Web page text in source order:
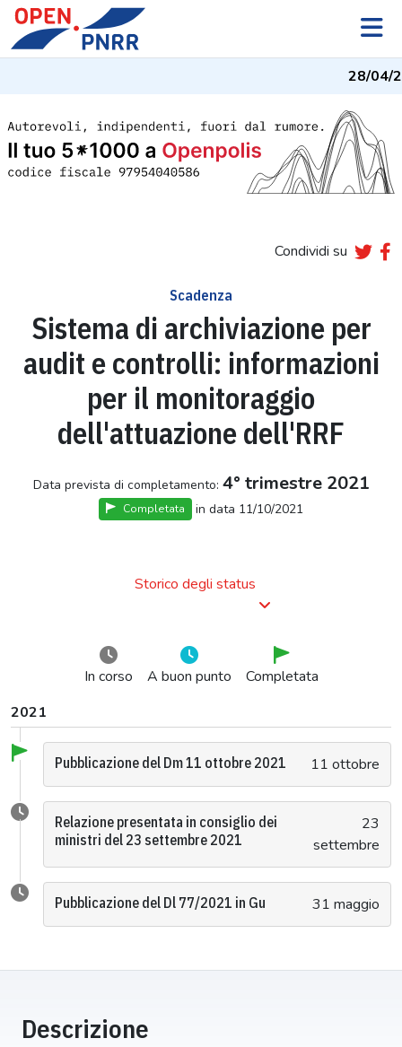
28/04/
Condividi su
Scadenza
Sistema di archiviazione per
audit e controlli: informazioni
per il monitoraggio
dell'attuazione dell'RRF
Data prevista di completamento: 4° trimestre 2021
Completata in data 11/10/2021
Storico degli status
In corso A buon punto
Completata
2021
Pubblicazione del Dm 11 ottobre 2021 11 ottobre
Relazione presentata in consiglio dei
ministri del 23 settembre 2021
23
settembre
Pubblicazione del Dl 77/2021 in Gu 31 maggio
Descrizione